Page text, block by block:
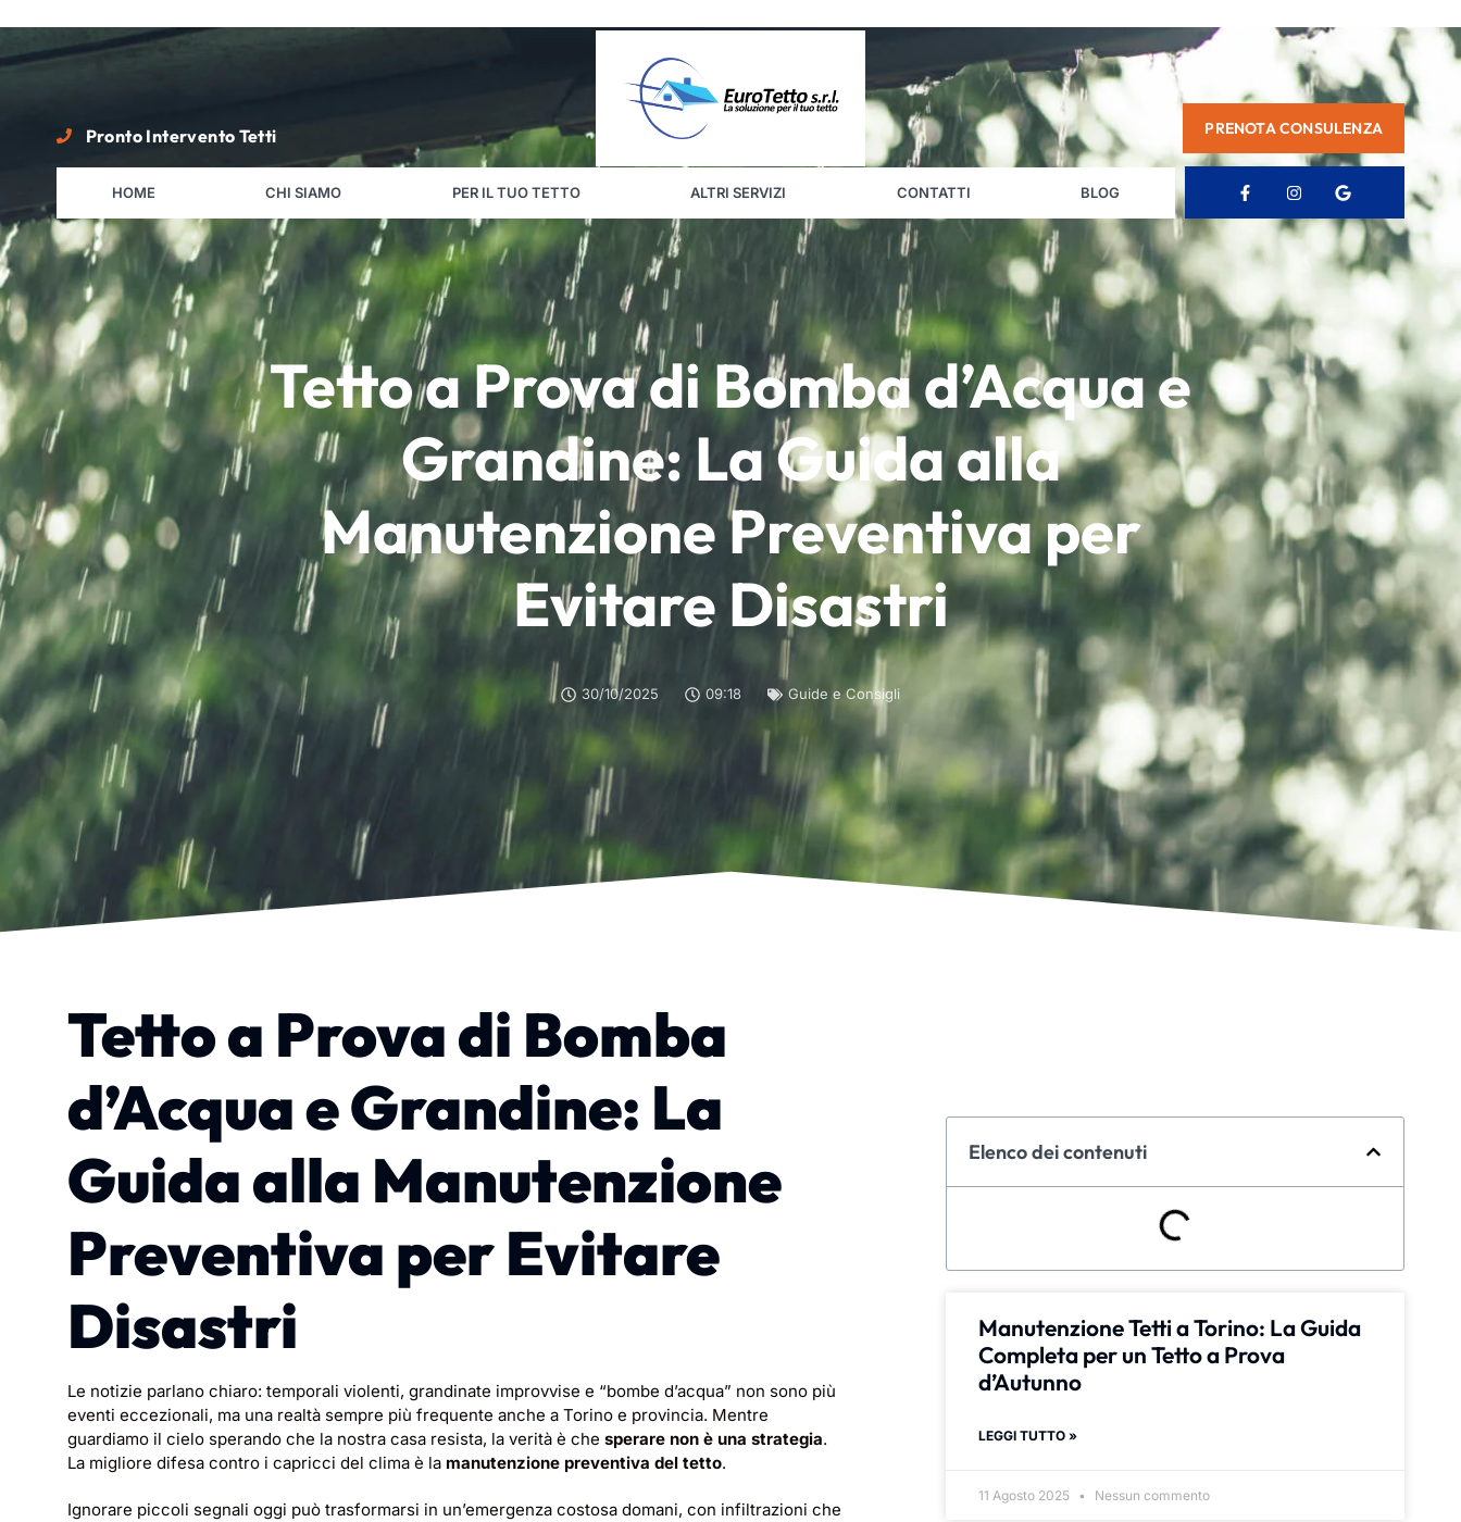
Pronto Intervento Tetti PRENOTA CONSULENZA
HOME CHI SIAMO PER IL TUO TETTO ALTRI SERVIZI CONTATTI BLOG
Tetto a Prova di Bomba d’Acqua e
Grandine: La Guida alla
Manutenzione Preventiva per
Evitare Disastri
30/10/2025 09:18 Guide e Consigli
Tetto a Prova di Bomba
d’Acqua e Grandine: La
Guida alla Manutenzione
Preventiva per Evitare
Disastri
Le notizie parlano chiaro: temporali violenti, grandinate improvvise e “bombe d’acqua” non sono più
eventi eccezionali, ma una realtà sempre più frequente anche a Torino e provincia. Mentre
guardiamo il cielo sperando che la nostra casa resista, la verità è che sperare non è una strategia.
La migliore difesa contro i capricci del clima è la manutenzione preventiva del tetto.
Ignorare piccoli segnali oggi può trasformarsi in un’emergenza costosa domani, con infiltrazioni che
Elenco dei contenuti
Manutenzione Tetti a Torino: La Guida
Completa per un Tetto a Prova
d’Autunno
LEGGI TUTTO »
11 Agosto 2025 Nessun commento